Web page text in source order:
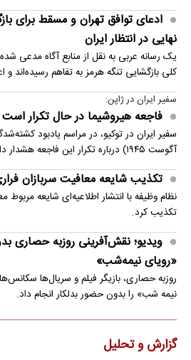
ادعای توافق تهران و مسقط برای
نهایی در انتظار ایران
یک رسانه عربی به نقل از منابع آگاه مدعی
کلی بازگشایی تنگه هرمز به تفاهم رسیده‌اند و
سفیر ایران در ژاپن:
فاجعه هیروشیما در حال تکرار است
آگوست ۱۹۴۵) درباره تکرار این فاجعه هشدار داد.
تکذیب شایعه معافیت سربازان
نظام وظیفه با انتشار اطلاعیه‌ای شایعه مربوط
تکذیب کرد.
ویدیو؛ نقش‌آفرینی روزبه حصاری
«رویای نیمه‌شب»
روزبه حصاری، بازیگر فیلم و سریال‌ها
نیمه شب» را بدون حضور بدلکار انجام داد.
گزارش و تحلیل